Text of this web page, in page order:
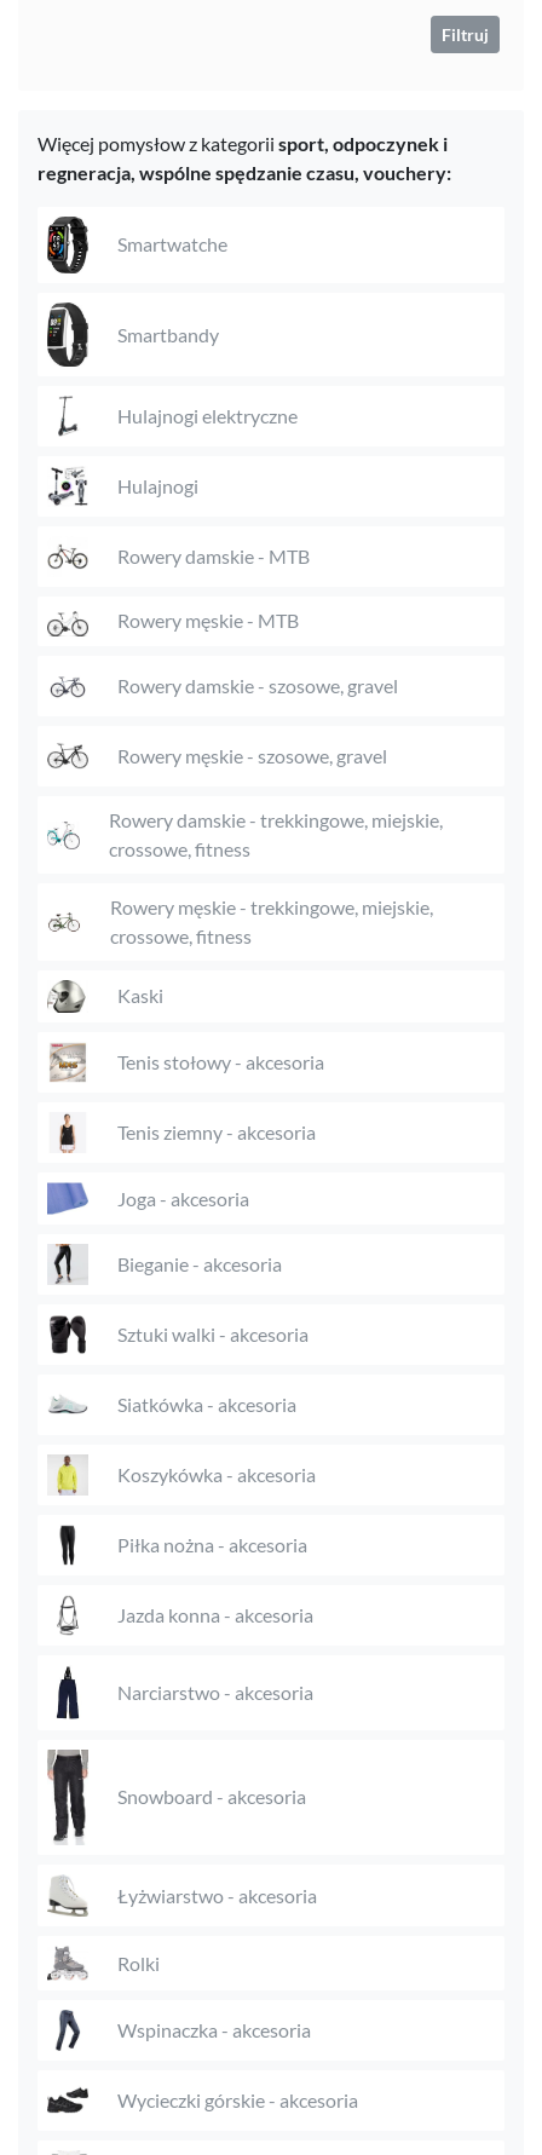
Filtruj
Więcej pomysłow z kategorii sport, odpoczynek i
regneracja, wspólne spędzanie czasu, vouchery:
Smartwatche
Smartbandy
Hulajnogi elektryczne
Hulajnogi
Rowery damskie - MTB
Rowery męskie - MTB
Rowery damskie - szosowe, gravel
Rowery męskie - szosowe, gravel
Rowery damskie - trekkingowe, miejskie,
crossowe, fitness
Rowery męskie - trekkingowe, miejskie,
crossowe, fitness
Kaski
Tenis stołowy - akcesoria
Tenis ziemny - akcesoria
Joga - akcesoria
Bieganie - akcesoria
Sztuki walki - akcesoria
Siatkówka - akcesoria
Koszykówka - akcesoria
Piłka nożna - akcesoria
Jazda konna - akcesoria
Narciarstwo - akcesoria
Snowboard - akcesoria
Łyżwiarstwo - akcesoria
Rolki
Wspinaczka - akcesoria
Wycieczki górskie - akcesoria